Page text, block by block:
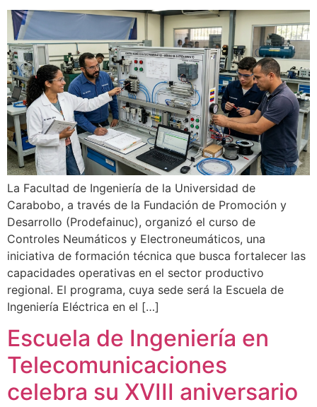
La Facultad de Ingeniería de la Universidad de
Carabobo, a través de la Fundación de Promoción y
Desarrollo (Prodefainuc), organizó el curso de
Controles Neumáticos y Electroneumáticos, una
iniciativa de formación técnica que busca fortalecer las
capacidades operativas en el sector productivo
regional. El programa, cuya sede será la Escuela de
Ingeniería Eléctrica en el […]
Escuela de Ingeniería en
Telecomunicaciones
celebra su XVIII aniversario